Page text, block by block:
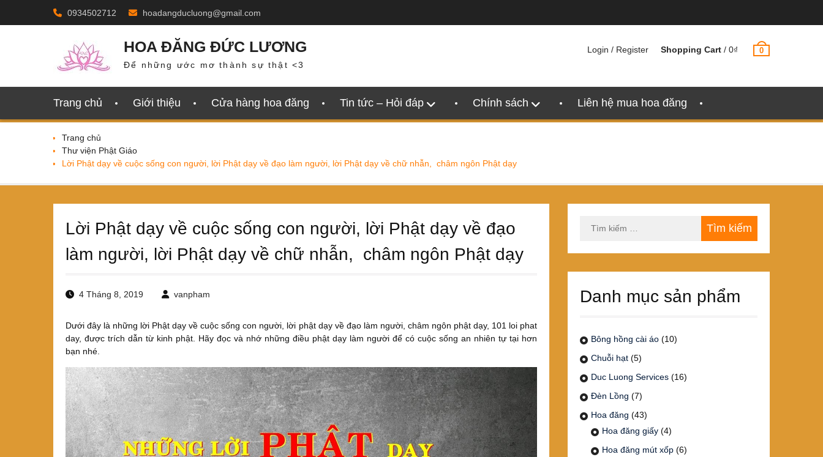
0934502712 hoadangducluong@gmail.com
HOA ĐĂNG ĐỨC LƯƠNG
Để những ước mơ thành sự thật <3
Login / Register Shopping Cart / 0₫ 0
Trang chủ Giới thiệu Cửa hàng hoa đăng Tin tức – Hỏi đáp Chính sách Liên hệ mua hoa đăng
Trang chủ
Thư viện Phật Giáo
Lời Phật dạy về cuộc sống con người, lời Phật dạy về đạo làm người, lời Phật dạy về chữ nhẫn, châm ngôn Phật dạy
Lời Phật dạy về cuộc sống con người, lời Phật dạy về đạo
làm người, lời Phật dạy về chữ nhẫn, châm ngôn Phật dạy
4 Tháng 8, 2019 vanpham
Dưới đây là những lời Phật dạy về cuộc sống con người, lời phật dạy về đạo làm người, châm ngôn phật dạy, 101 loi phat
day, được trích dẫn từ kinh phật. Hãy đọc và nhớ những điều phật dạy làm người để có cuộc sống an nhiên tự tại hơn
bạn nhé.
kiếm
Danh mục sản phẩm
Bông hồng cài áo (10)
Chuỗi hạt (5)
Duc Luong Services (16)
Đèn Lồng (7)
Hoa đăng (43)
Hoa đăng giấy (4)
Hoa đăng mút xốp (6)